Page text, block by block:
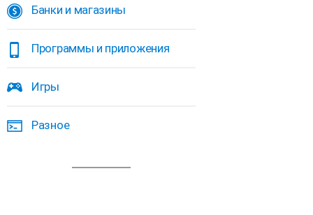
Банки и магазины
Программы и приложения
Игры
Разное